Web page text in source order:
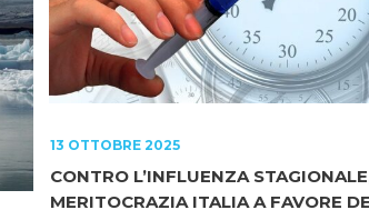
13 OTTOBRE 2025
CONTRO L’INFLUENZA
MERITOCRAZIA ITALIA A FAVORE